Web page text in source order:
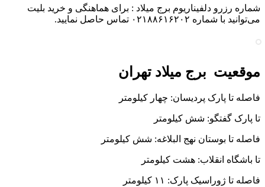
شماره رزرو دلفیناریوم برج میلاد : برای هماهنگی و خرید بلیت
می‌توانید با شماره ۰۲۱۸۸۶۱۶۲۰۲ تماس حاصل نمایید.
موقعیت برج میلاد تهران
فاصله تا پارک پردیسان: چهار کیلومتر
تا پارک گفتگو: شش کیلومتر
فاصله تا بوستان نهج البلاغه: شش کیلومتر
تا باشگاه انقلاب: هشت کیلومتر
فاصله تا ژوراسیک پارک: ۱۱ کیلومتر